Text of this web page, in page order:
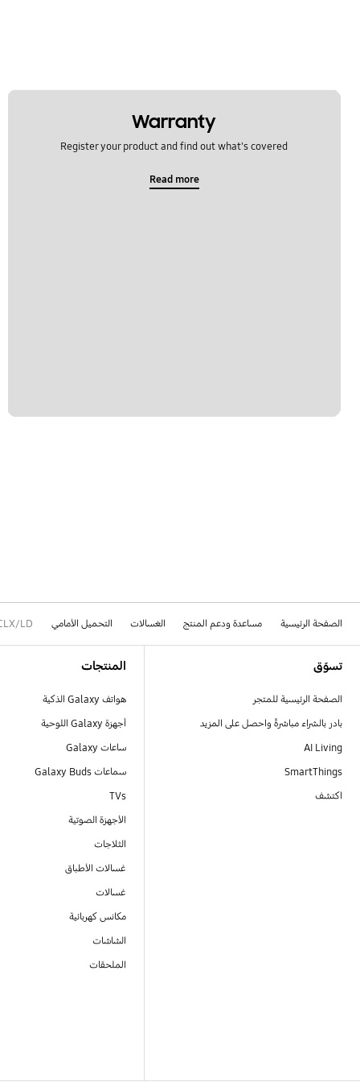
Warranty
Register your product and find out what's covered
Read more
الصفحة الرئيسية مساعدة ودعم المنتج الغسالات التحميل الأمامي LD
تسوّق
الصفحة الرئيسية للمتجر
بادر بالشراء مباشرةً واحصل على المزيد
AI Living
SmartThings
اكتشف
المنتجات
هواتف Galaxy الذكية
أجهزة Galaxy اللوحية
ساعات Galaxy
سماعات Galaxy Buds
TVs
الأجهزة الصوتية
الثلاجات
غسالات الأطباق
غسالات
مكانس كهربائية
الشاشات
الملحقات